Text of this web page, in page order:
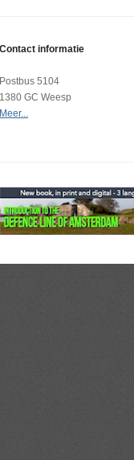
Contact informatie
Postbus 5104
1380 GC Weesp
Meer...